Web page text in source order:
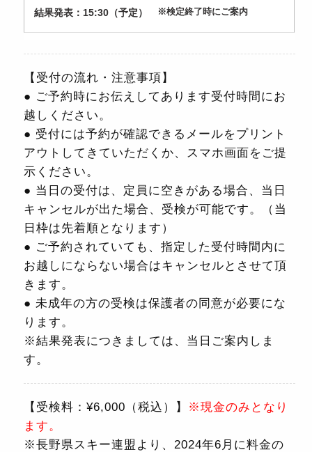
結果発表：15:30（予定） ※検定終了時にご案内
【受付の流れ・注意事項】
● ご予約時にお伝えしてあります受付時間にお
越しください。
● 受付には予約が確認できるメールをプリント
アウトしてきていただくか、スマホ画面をご提
示ください。
● 当日の受付は、定員に空きがある場合、当日
キャンセルが出た場合、受検が可能です。（当
日枠は先着順となります）
● ご予約されていても、指定した受付時間内に
お越しにならない場合はキャンセルとさせて頂
きます。
● 未成年の方の受検は保護者の同意が必要にな
ります。
※結果発表につきましては、当日ご案内しま
す。
【受検料：¥6,000（税込）】
※現金のみとなり
ます。
※長野県スキー連盟より、2024年6月に料金の